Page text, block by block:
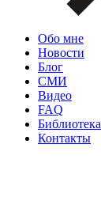
Обо мне
Новости
Блог
СМИ
Видео
FAQ
Библиотека
Контакты